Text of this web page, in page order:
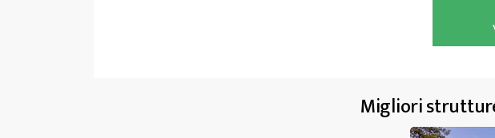
Migliori